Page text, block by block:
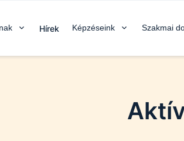
Hírek Képzéseink Szakmai